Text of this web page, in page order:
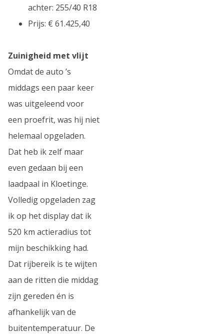
achter: 255/40 R18
Prijs: € 61.425,40
Zuinigheid met vlijt
Omdat de auto ’s
middags een paar keer
was uitgeleend voor
een proefrit, was hij niet
helemaal opgeladen.
Dat heb ik zelf maar
even gedaan bij een
laadpaal in Kloetinge.
Volledig opgeladen zag
ik op het display dat ik
520 km actieradius tot
mijn beschikking had.
Dat rijbereik is te wijten
aan de ritten die middag
zijn gereden én is
afhankelijk van de
buitentemperatuur. De